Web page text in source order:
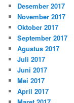
Desember 2017
November 2017
Oktober 2017
September 2017
Agustus 2017
Juli 2017
Juni 2017
Mei 2017
April 2017